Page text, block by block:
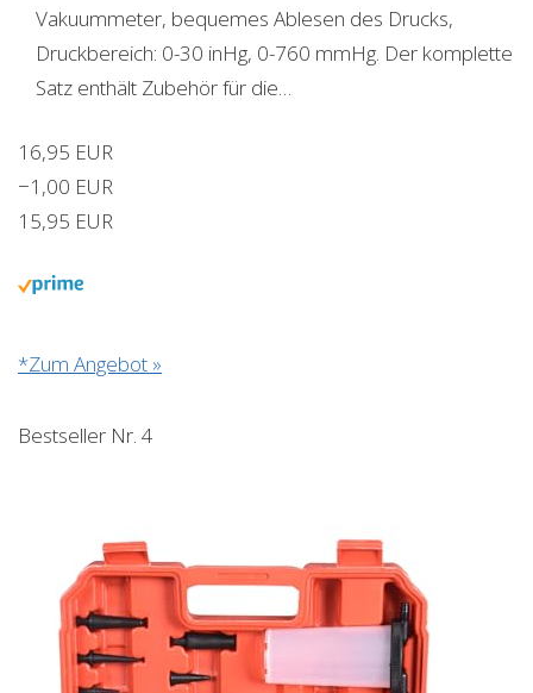
Vakuummeter, bequemes Ablesen des Drucks,
Druckbereich: 0-30 inHg, 0-760 mmHg. Der komplette
Satz enthält Zubehör für die…
16,95 EUR
−1,00 EUR
15,95 EUR
*Zum Angebot »
Bestseller Nr. 4